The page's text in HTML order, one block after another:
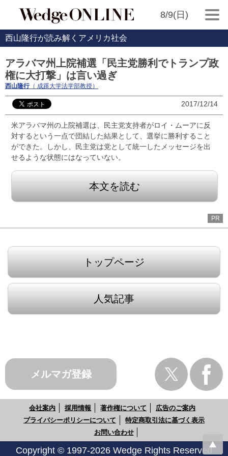
8/9(日)
西山隆行が読み解くアメリカ社会
アラバマ州上院補選「民主党勝利でトランプ政
権に大打撃」は言い過ぎ
西山隆行（ 成蹊大学法学部教授）
2017/12/14
米アラバマ州の上院補選は、民主党支持者がロイ・ムーアに反
対するという一点で団結した結果として、選挙に勝利すること
ができた。しかし、民主党は党として統一したメッセージを出
せるような状態にはなっていない。
本文を読む
PR
トップページ
人気記事
メルマガ登録
会社案内 採用情報 著作権について
広告のご案内
プライバシーポリシーについて
特定商取引法に基づく表示
お問い合わせ
Copyright © 1997-2026 Wedge Rights Reserved